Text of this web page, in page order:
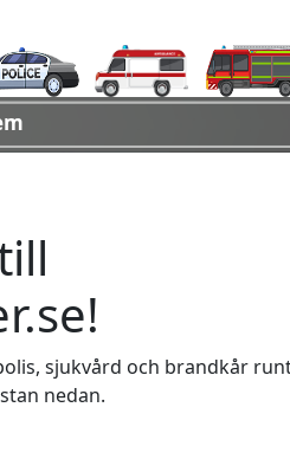
sjukvård och brandkår
nedan.